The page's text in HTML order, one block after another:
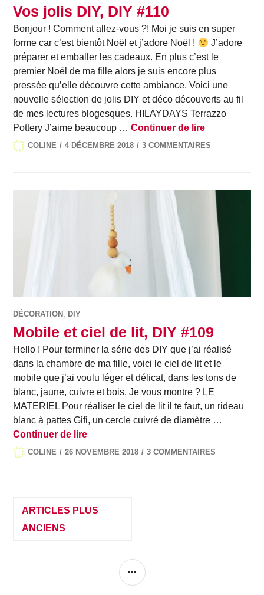
Vos jolis DIY, DIY #110
Bonjour ! Comment allez-vous ?! Moi je suis en super
forme car c’est bientôt Noël et j’adore Noël !
J’adore
préparer et emballer les cadeaux. En plus c’est le
premier Noël de ma fille alors je suis encore plus
pressée qu’elle découvre cette ambiance. Voici une
nouvelle sélection de jolis DIY et déco découverts au fil
de mes lectures blogesques. HILAYDAYS Terrazzo
Pottery J’aime beaucoup …Continuer de lireVos jolis DIY,
COLINE 4 DÉCEMBRE 2018 3 COMMENTAIRES
DÉCORATION , DIY
Mobile et ciel de lit, DIY #109
Hello ! Pour terminer la série des DIY que j’ai réalisé
dans la chambre de ma fille, voici le ciel de lit et le
mobile que j’ai voulu léger et délicat, dans les tons de
blanc, jaune, cuivre et bois. Je vous montre ? LE
MATERIEL Pour réaliser le ciel de lit il te faut, un rideau
blanc à pattes Gifi, un cercle cuivré de diamètre …
Continuer de lireMobile et ciel de lit, DIY #109
COLINE 26 NOVEMBRE 2018 3 COMMENTAIRES
Navigation
ARTICLES PLUS
ANCIENS
COLONNE